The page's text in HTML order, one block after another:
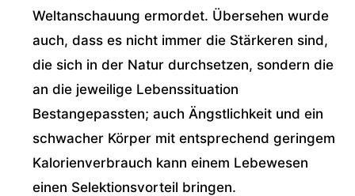
Weltanschauung ermordet. Übersehen wurde
auch, dass es nicht immer die Stärkeren sind,
die sich in der Natur durchsetzen, sondern die
an die jeweilige Lebenssituation
Bestangepassten; auch Ängstlichkeit und ein
schwacher Körper mit entsprechend geringem
Kalorienverbrauch kann einem Lebewesen
einen Selektionsvorteil bringen.